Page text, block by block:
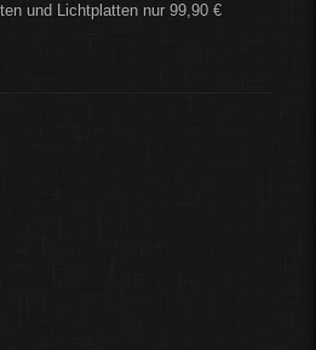
und Lichtplatten nur 99,90 €